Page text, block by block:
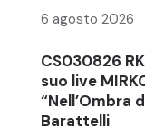
6 agosto 2026
CS030826
suo live
“Nell’Ombra
Barattelli